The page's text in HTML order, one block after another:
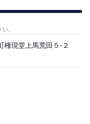
。
権現堂上馬荒田５‐２